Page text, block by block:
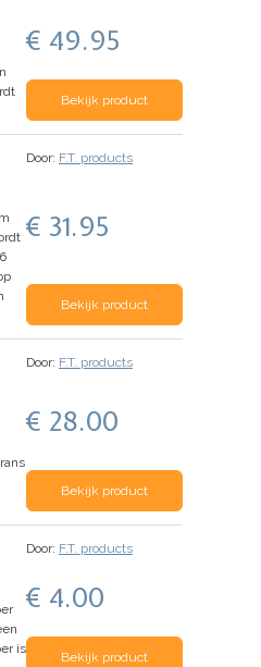
€ 49.95
Bekijk product
Door: F.T. products
€ 31.95
Bekijk product
Door: F.T. products
€ 28.00
Bekijk product
is
Door: F.T. products
€ 4.00
Bekijk product